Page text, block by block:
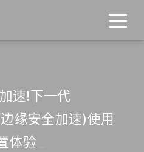
速!下一代
缘安全加速)使用
体验